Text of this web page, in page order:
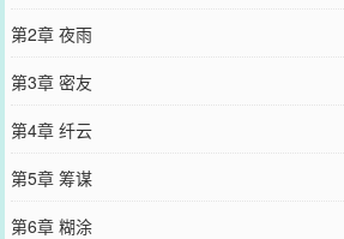
第2章 夜雨
第3章 密友
第4章 纤云
第5章 筹谋
第6章 糊涂